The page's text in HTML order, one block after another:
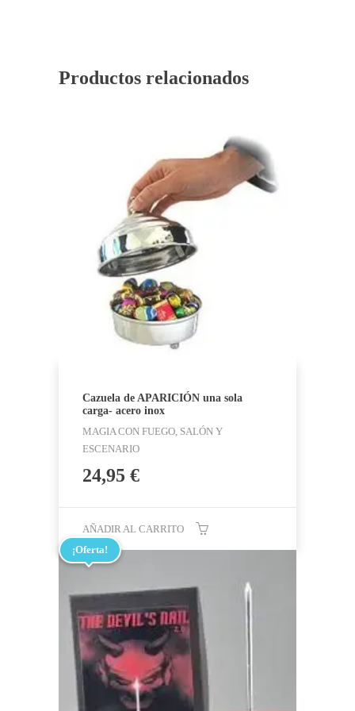
Productos relacionados
Cazuela de APARICIÓN una sola
carga- acero inox
MAGIA CON FUEGO, SALÓN Y
ESCENARIO
24,95 €
AÑADIR AL CARRITO
¡Oferta!